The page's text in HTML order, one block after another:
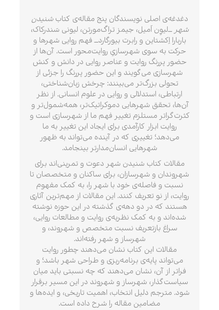
دغدغه‌ی اصلی نویسندگان پنج مقاله‌ی کتابشنیدن
شهر ــ‌لیوِن اَمیل، جیمز تراگ‌مورتن، لیونی سَندرکاک،
باربارا اِکشتاین و رابرت بیورگارد‌ــ فهم روایی شهرها و
حرکت به سوی شهرسازیِ روایت‌محور است. آن‌ها از
حضور پررنگ‌ روایت و عناصر روایی در دانش و کنش
شهرسازی می‌گویند و این حضور پررنگ را جزئی از
تحولی بزرگ‌تر می‌بینند: چرخش زبان‌شناختی،
ارتباطی، استدلالی و روایی در علوم انسانی. از نظر
آن‌ها، تحقق شهرهایی دموکراتیک‌تر، همه‌شمول‌تر و
کثرت‌گراتر مستلزم تغییر فهم ما از شهرسازی است و
روایت ابزار کارآمدی برای ایجاد این تغییر به ما
می‌دهد؛ تغییری که در آینده می‌تواند به ظهور
شهرهایی انسان‌مدارتر بینجامد.
مقالات کتاب شنیدن شهر دعوت و تمرینی‌اند برای
شهروندان و شهرسازان، برای ساکنان و متخصصان تا
نسبت و فاصله‌ی خود با شهر را، به ‌کمک مفهوم
روایت، از نو تعریف کنند. این‌ مقالات از مهم‌ترین آثاری
هستند که در دو دهه‌ی گذشته در این حوزه نوشته
شده‌اند و به‌ کمک نظریه‌ی روایت و مطالعات روایی،
سراغ بازتعریف نسبت متخصص و شهروند، و
شهرساز و شهر رفته‌اند.
مقالات این کتاب نشان می‌دهند چطور روایت
می‌تواند پایه‌ی برنامه‌ریزی و طراحی شهر باشد؛ و
فراتر از آن، نشان می‌دهند که چه نسبتی باید میان
سیاست‌گذار، شهرساز و شهروند در این مسیر برقرار
شود. مترجم دلیل انتخاب، اهمیت تاریخی، و ایده‌ها و
مضامین مقاله را شرح داده است.